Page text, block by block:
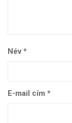
Név*
E-mail cím *